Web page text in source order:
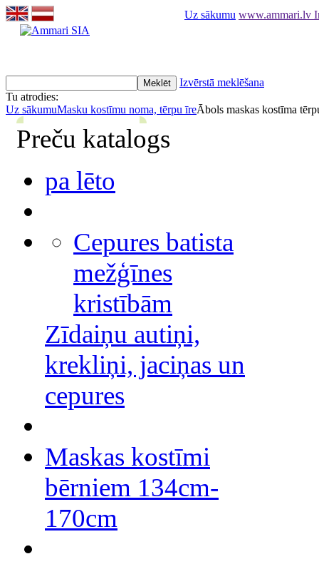
Uz sākumu www.ammari.lv
Izvērstā meklēšana
Tu atrodies:
Uz sākumuMasku kostīmu noma, tērpu īreĀbols maskas kostīma
Preču katalogs
pa lēto
Cepures batista
mežģīnes
kristībām
Zīdaiņu autiņi,
krekliņi, jaciņas un
cepures
Maskas kostīmi
bērniem 134cm-
170cm